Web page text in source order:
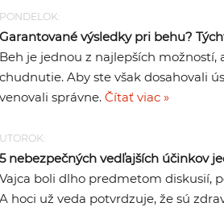
PONDELOK:
Garantované výsledky pri behu?
Beh je jednou z najlepších
chudnutie. Aby ste však dosahovali
venovali správne. Čítať viac »
UTOROK:
5 nebezpečných vedľajších účinkov
Vajca boli dlho predmetom diskusií,
A hoci už veda potvrdzuje, že sú